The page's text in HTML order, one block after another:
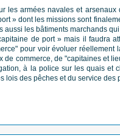
les armées navales et
» dont les missions sont
les bâtiments marchands
de port » mais il faudra
pour voir évoluer réellement
commerce, de "capitaines et
à la police sur les quais et
lois des pêches et du service des